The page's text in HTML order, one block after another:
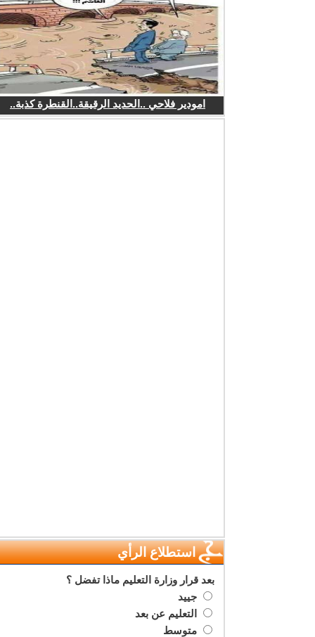
امودير فلاحي ..الحديد الرقيقة..القنطرة كذبة..
استطلاع الرأي
بعد قرار وزارة التعليم ماذا تفضل ؟
جييد
التعليم عن بعد
متوسط